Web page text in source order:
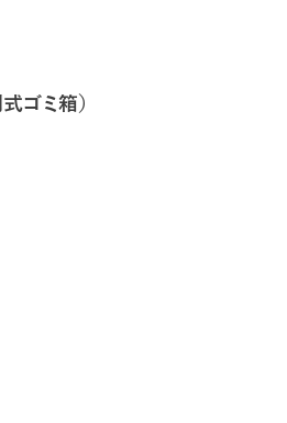
ゴミ箱）